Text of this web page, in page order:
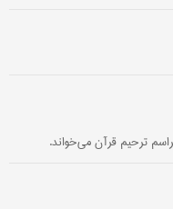
ترحیم قرآن می‌خواند.